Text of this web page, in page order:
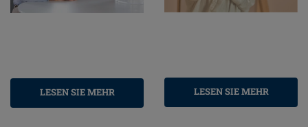
LESEN SIE MEHR LESEN SIE MEHR